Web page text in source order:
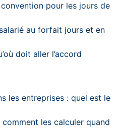
convention pour les jours de
au forfait jours et en
doit aller l’accord
les entreprises : quel est le
les calculer quand